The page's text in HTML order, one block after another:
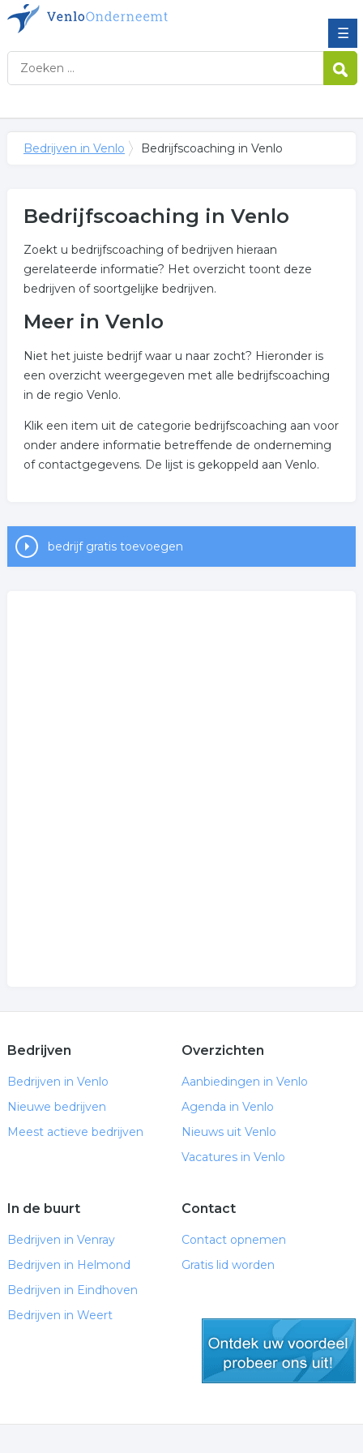
☰
Bedrijven in Venlo Bedrijfscoaching in Venlo
Bedrijfscoaching in Venlo
Zoekt u bedrijfscoaching of bedrijven hieraan
gerelateerde informatie? Het overzicht toont deze
bedrijven of soortgelijke bedrijven.
Meer in Venlo
Niet het juiste bedrijf waar u naar zocht? Hieronder is
een overzicht weergegeven met alle bedrijfscoaching
in de regio Venlo.
Klik een item uit de categorie bedrijfscoaching aan voor
onder andere informatie betreffende de onderneming
of contactgegevens. De lijst is gekoppeld aan Venlo.
bedrijf gratis toevoegen
Bedrijven
Bedrijven in Venlo
Nieuwe bedrijven
Meest actieve bedrijven
Overzichten
Aanbiedingen in Venlo
Agenda in Venlo
Nieuws uit Venlo
Vacatures in Venlo
In de buurt
Bedrijven in Venray
Bedrijven in Helmond
Bedrijven in Eindhoven
Bedrijven in Weert
Contact
Contact opnemen
Gratis lid worden